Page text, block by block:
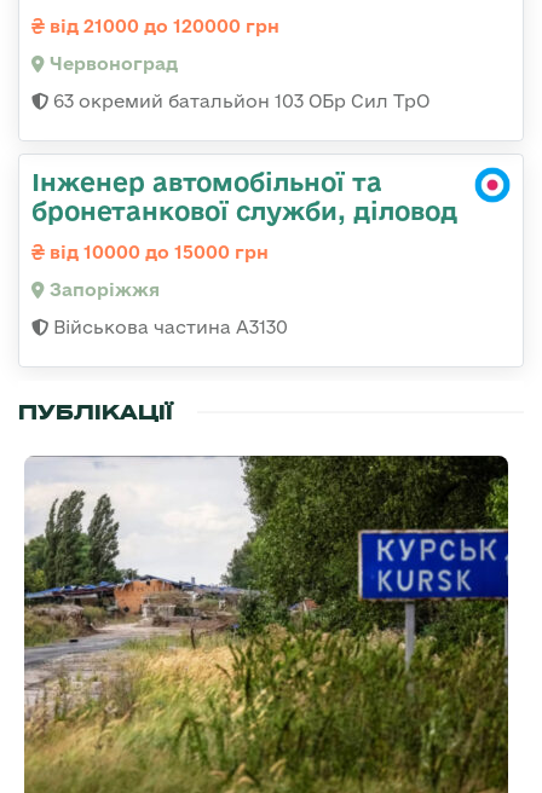
від 21000 до 120000 грн
Червоноград
63 окремий батальйон 103 ОБр Сил ТрО
Інженер автомобільної та
бронетанкової служби, діловод
від 10000 до 15000 грн
Запоріжжя
Військова частина А3130
ПУБЛІКАЦІЇ